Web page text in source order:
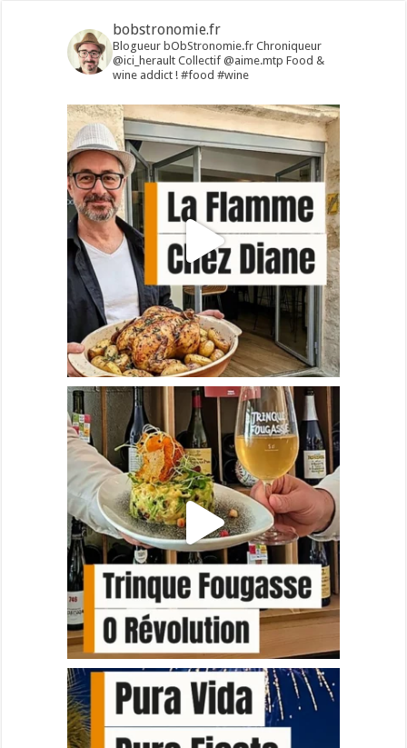
bobstronomie.fr
Blogueur bObStronomie.fr Chroniqueur
@ici_heraultCollectif @aime.mtp Food &
wine addict !#food #wine